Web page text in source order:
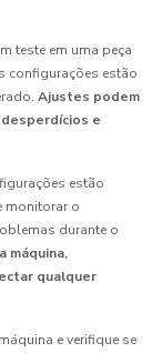
teste em uma peça
configurações estão
Ajustes podem
e
estão
monitorar o
durante o
máquina,
qualquer
e verifique se